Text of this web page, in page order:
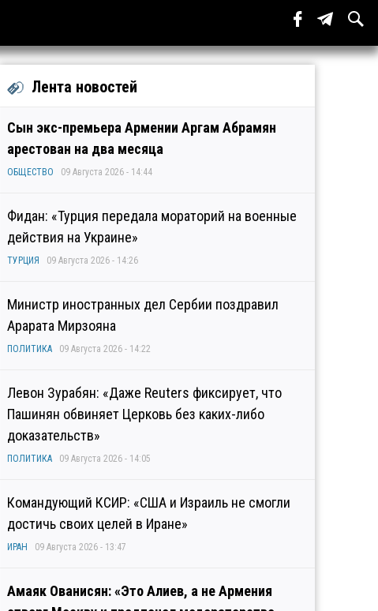
Лента новостей
Сын экс-премьера Армении Аргам Абрамян
арестован на два месяца
ОБЩЕСТВО 09 Августа 2026 - 14:44
Фидан: «Турция передала мораторий на военные
действия на Украине»
ТУРЦИЯ 09 Августа 2026 - 14:26
Министр иностранных дел Сербии поздравил
Арарата Мирзояна
ПОЛИТИКА 09 Августа 2026 - 14:22
Левон Зурабян: «Даже Reuters фиксирует, что
Пашинян обвиняет Церковь без каких-либо
доказательств»
ПОЛИТИКА 09 Августа 2026 - 14:05
Командующий КСИР: «США и Израиль не смогли
достичь своих целей в Иране»
ИРАН 09 Августа 2026 - 13:47
Амаяк Ованисян: «Это Алиев, а не Армения